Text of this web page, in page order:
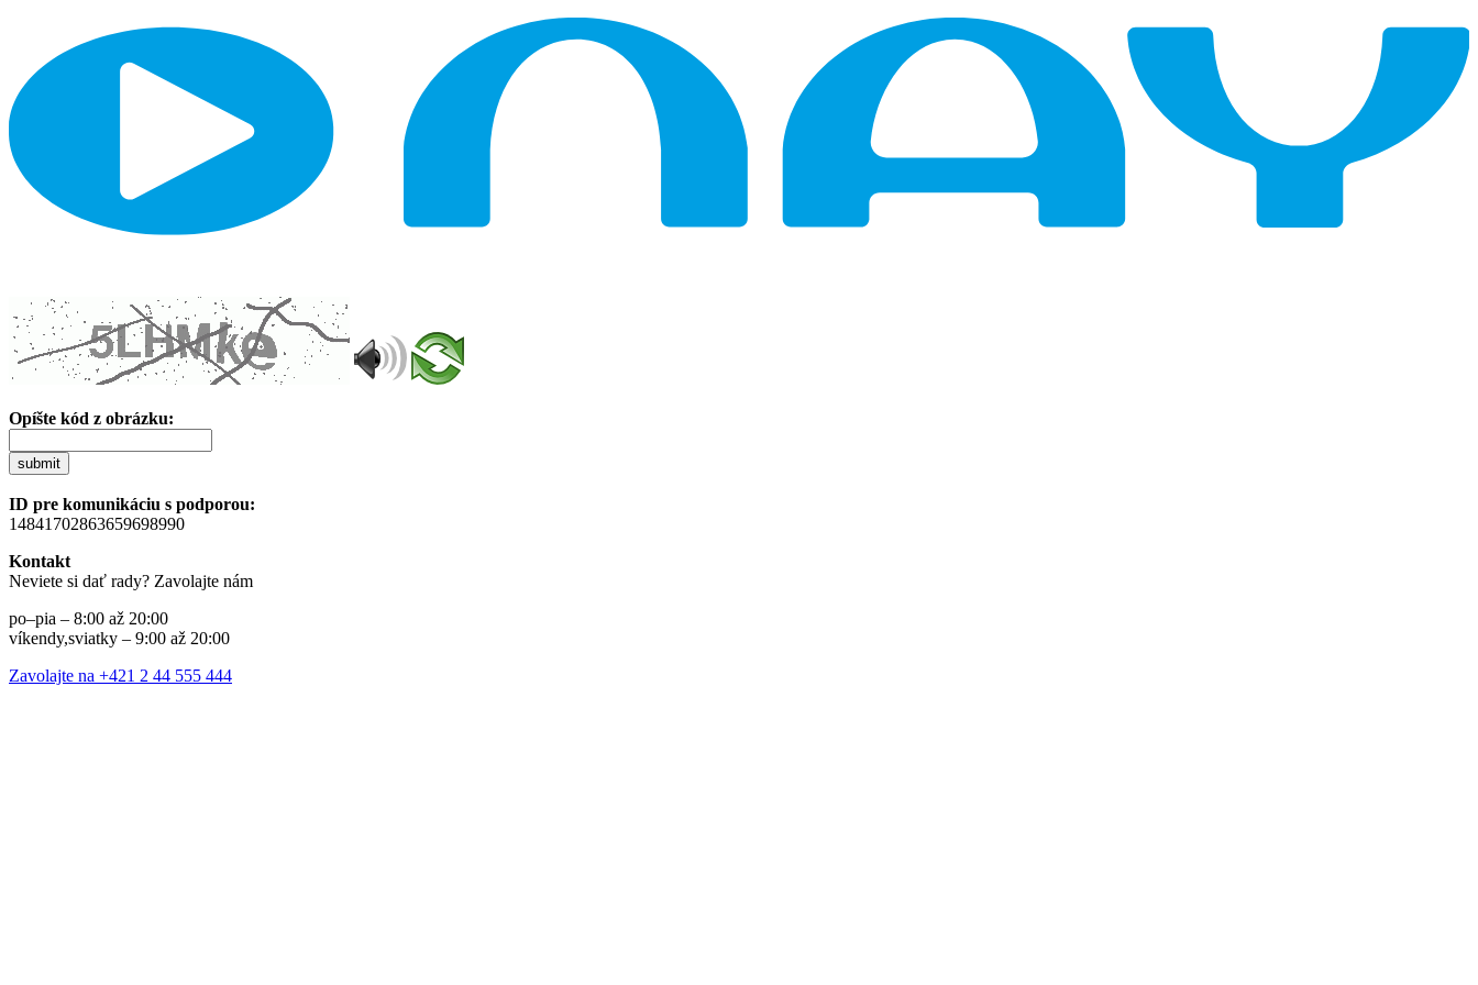
Opíšte kód z obrázku:
submit
ID pre komunikáciu s podporou:
14841702863659698990
Kontakt
Neviete si dať rady? Zavolajte nám
po–pia – 8:00 až 20:00
víkendy,sviatky – 9:00 až 20:00
Zavolajte na +421 2 44 555 444